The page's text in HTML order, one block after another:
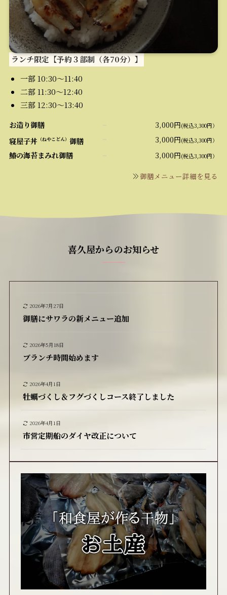
ランチ限定【予約３部制（各70分）】
一部 10:30～11:40
二部 11:30～12:40
三部 12:30～13:40
お造り御膳 3,000円(税込3,300円）
寝屋子丼 （ねやこどん） 御膳 3,000円(税込3,300円）
鰆の海苔まみれ御膳 3,000円(税込3,300円）
御膳メニュー詳細を見る
喜久屋からのお知らせ
2026年7月27日
御膳にサワラの新メニュー追加
2026年5月18日
ブランチ時間始めます
2026年4月1日
牡蠣づくし＆フグづくしコース終了しました
2026年4月1日
市営定期船のダイヤ改正について